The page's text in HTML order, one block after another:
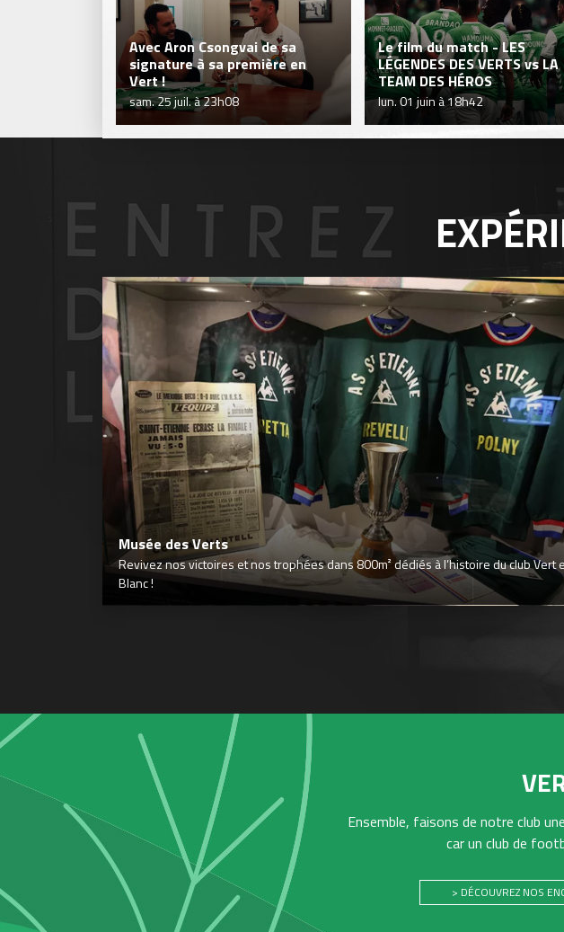
Avec Aron Csongvai de sa
signature à sa première en
Vert !
sam. 25 juil. à 23h08
Le film du match - LES
LÉGENDES DES VERTS vs LA
TEAM DES HÉROS
lun. 01 juin à 18h42
Musée des Verts
Revivez nos victoires et nos trophées dans 800m² dédiés à l’histoire du club Vert
Blanc !
Ensemble, faisons de notre club
car un club de
> DÉCOUVREZ NOS